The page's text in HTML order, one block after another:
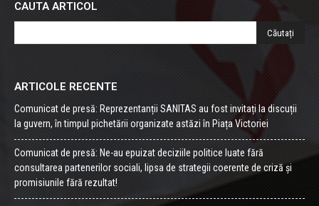
CAUTA ARTICOL
ARTICOLE RECENTE
Comunicat de presă: Reprezentanții SANITAS au fost invitați la discuții
la guvern, în timpul pichetării organizate astăzi în Piața Victoriei
Comunicat de presă: Ne-au epuizat deciziile politice luate fără
consultarea partenerilor sociali, lipsa de strategii coerente de criză și
promisiunile fără rezultat!